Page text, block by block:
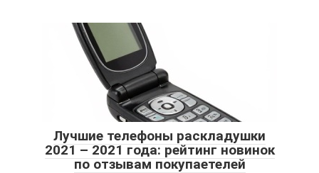
Лучшие телефоны раскладушки
2021 – 2021 года: рейтинг новинок
по отзывам покупаетелей